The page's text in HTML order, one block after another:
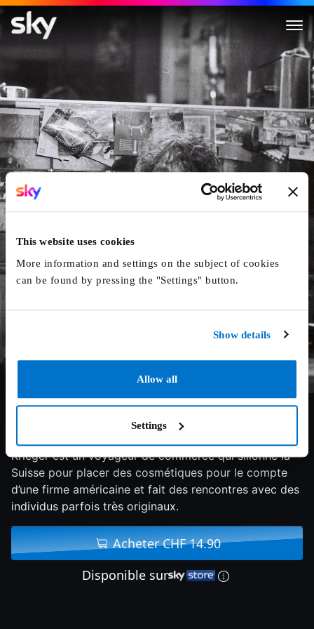
This website uses cookies
More information and settings on the subject of cookies
can be found by pressing the "Settings" button.
Show details
Allow all
Settings
Reisender Krieger
1981 142 min
Krieger est un voyageur de commerce qui sillonne la
Suisse pour placer des cosmétiques pour le compte
d’une firme américaine et fait des rencontres avec des
individus parfois très originaux.
Acheter CHF 14.90
Disponible sur